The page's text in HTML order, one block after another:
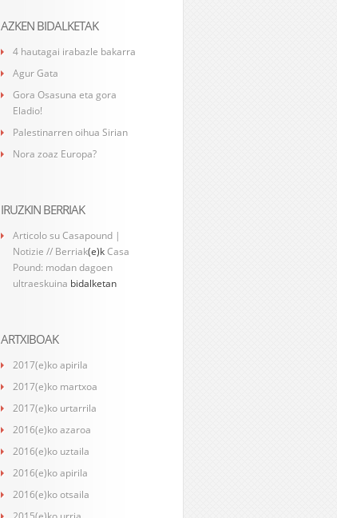
AZKEN BIDALKETAK
4 hautagai irabazle bakarra
Agur Gata
Gora Osasuna eta gora
Eladio!
Palestinarren oihua Sirian
Nora zoaz Europa?
IRUZKIN BERRIAK
Articolo su Casapound |
Notizie // Berriak(e)kCasa
Pound: modan dagoen
ultraeskuina bidalketan
ARTXIBOAK
2017(e)ko apirila
2017(e)ko martxoa
2017(e)ko urtarrila
2016(e)ko azaroa
2016(e)ko uztaila
2016(e)ko apirila
2016(e)ko otsaila